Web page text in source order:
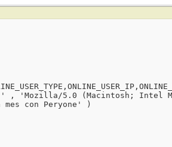
5.0 (Macintosh; Intel Mac
con Peryone' )